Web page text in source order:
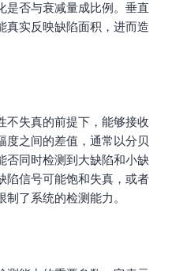
是否与衰减量成比例。垂直
真实反映缺陷面积，进而造
不失真的前提下，能够接收
度之间的差值，通常以分贝
否同时检测到大缺陷和小缺
陷信号可能饱和失真，或者
了系统的检测能力。